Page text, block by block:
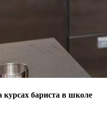
курсах бариста в школе